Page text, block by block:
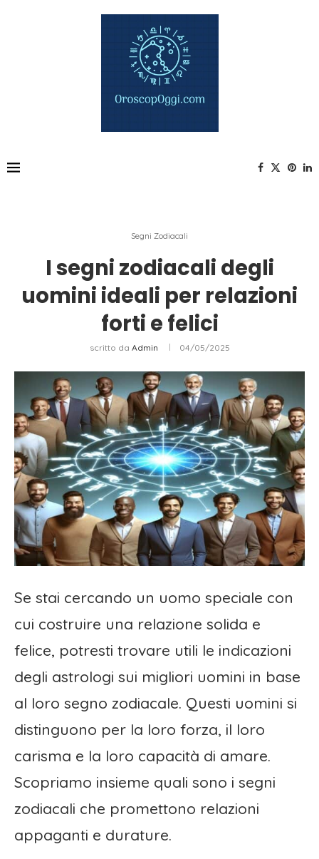
Segni Zodiacali
I segni zodiacali degli
uomini ideali per relazioni
forti e felici
scritto da Admin 04/05/2025
Se stai cercando un uomo speciale con
cui costruire una relazione solida e
felice, potresti trovare utili le indicazioni
degli astrologi sui migliori uomini in base
al loro segno zodiacale. Questi uomini si
distinguono per la loro forza, il loro
carisma e la loro capacità di amare.
Scopriamo insieme quali sono i segni
zodiacali che promettono relazioni
appaganti e durature.